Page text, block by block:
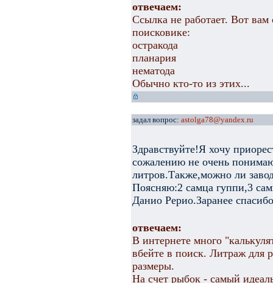
отвечаем:
Ссылка не работает. Вот вам
поисковике:
остракода
планария
нематода
Обычно кто-то из этих...
задал вопрос: astolga78@yandex.ru
Здравствуйте!Я хочу
сожалению не очень
литров.Также,можно ли
Поясняю:2 самца гуппи,3
Данио Рерио.Заранее
отвечаем:
В интернете много
вбейте в поиск. Литраж для
размеры.
На счет рыбок - самый